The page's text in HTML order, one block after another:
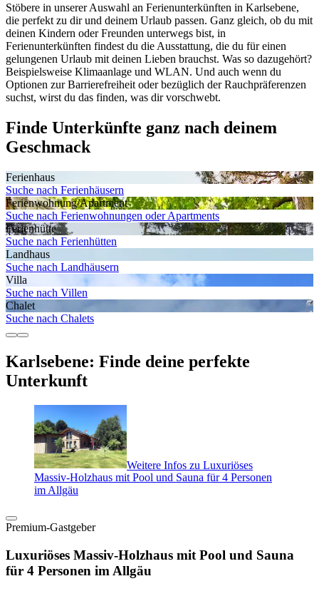
Stöbere in unserer Auswahl an Ferienunterkünften in Karlsebene,
die perfekt zu dir und deinem Urlaub passen. Ganz gleich, ob du mit
deinen Kindern oder Freunden unterwegs bist, in
Ferienunterkünften findest du die Ausstattung, die du für einen
gelungenen Urlaub mit deinen Lieben brauchst. Was so dazugehört?
Beispielsweise Klimaanlage und WLAN. Und auch wenn du
Optionen zur Barrierefreiheit oder bezüglich der Rauchpräferenzen
suchst, wirst du das finden, was dir vorschwebt.
Finde Unterkünfte ganz nach deinem
Geschmack
Ferienhaus
Suche nach Ferienhäusern
Ferienwohnung/Apartment
Suche nach Ferienwohnungen oder Apartments
Ferienhütte
Suche nach Ferienhütten
Landhaus
Suche nach Landhäusern
Villa
Suche nach Villen
Chalet
Suche nach Chalets
Karlsebene: Finde deine perfekte
Unterkunft
Weitere Infos zu Luxuriöses
Massiv-Holzhaus mit Pool und Sauna für 4 Personen
im Allgäu
Premium-Gastgeber
Luxuriöses Massiv-Holzhaus mit Pool und Sauna
für 4 Personen im Allgäu